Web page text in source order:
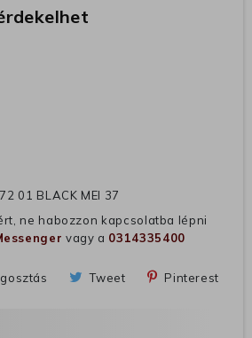
01 BLACK MEI 37
ne habozzon kapcsolatba lépni
vagy a 0314335400
Tweet Pinterest